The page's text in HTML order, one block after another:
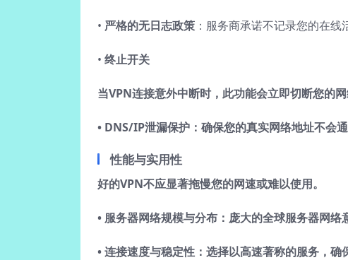
• 严格的无日志政策 ：服务商承诺不记录您的在线
• 终止开关
当VPN连接意外中断时，此功能会立即切断您的
• DNS/IP泄漏保护 ：确保您的真实网络地址不会
性能与实用性
好的VPN不应显著拖慢您的网速或难以使用。
• 服务器网络规模与分布 ：庞大的全球服务器网
•连接速度与稳定性 ：选择以高速著称的服务，确